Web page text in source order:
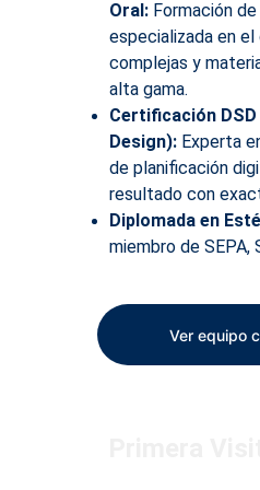
Oral: Formación
especializada en el
complejas y
alta gama.
Certificación
Design): Experta
de planificación
resultado con
Diplomada en
miembro de SEPA,
Ver equipo